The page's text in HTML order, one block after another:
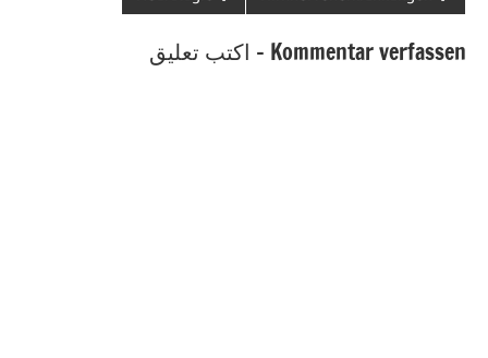
Kommentar verfassen - اكتب تعليق